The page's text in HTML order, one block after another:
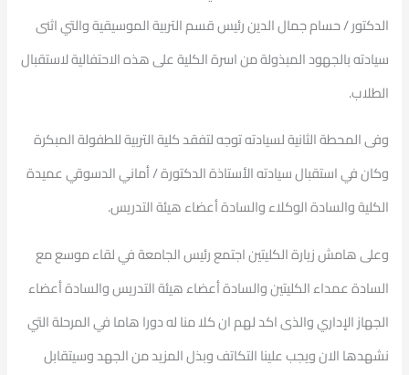
الدكتور / حسام جمال الدين رئيس قسم التربية الموسيقية والتي اثنى
سيادته بالجهود المبذولة من اسرة الكلية على هذه الاحتفالية لاستقبال
الطلاب.
وفى المحطة الثانية لسيادته توجه لتفقد كلية التربية للطفولة المبكرة
وكان في استقبال سيادته الأستاذة الدكتورة / أماني الدسوقي عميدة
الكلية والسادة الوكلاء والسادة أعضاء هيئة التدريس.
وعلى هامش زيارة الكليتين اجتمع رئيس الجامعة في لقاء موسع مع
السادة عمداء الكليتين والسادة أعضاء هيئة التدريس والسادة أعضاء
الجهاز الإداري والذى اكد لهم ان كلا منا له دورا هاما في المرحلة التي
نشهدها الان ويجب علينا التكاتف وبذل المزيد من الجهد وسيتقابل